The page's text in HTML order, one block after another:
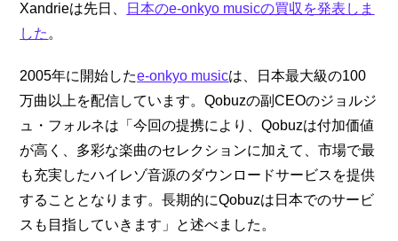
Xandrieは先日、
日本のe-onkyo musicの買収を発表しま
した。
2005年に開始したe-onkyo musicは、日本最大級の100
万曲以上を配信しています。Qobuzの副CEOのジョルジ
ュ・フォルネは「今回の提携により、Qobuzは付加価値
が高く、多彩な楽曲のセレクションに加えて、市場で最
も充実したハイレゾ音源のダウンロードサービスを提供
することとなります。長期的にQobuzは日本でのサービ
スも目指していきます」と述べました。